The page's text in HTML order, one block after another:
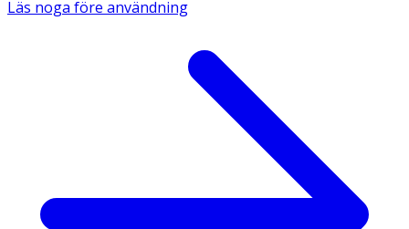
Läs noga före användning